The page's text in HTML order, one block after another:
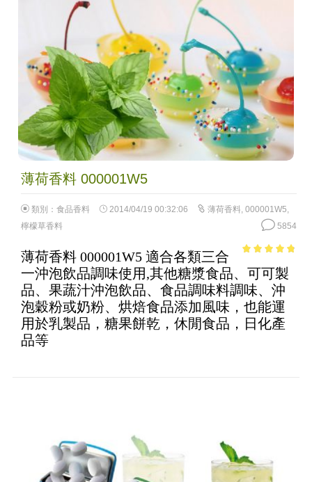
薄荷香料 000001W5
類別： 食品香料 2014/04/19 00:32:06 薄荷香料, 000001W5,
檸檬草香料
5854
薄荷香料 000001W5 適合各類三合
一沖泡飲品調味使用,其他糖漿食品、可可製
品、果蔬汁沖泡飲品、食品調味料調味、沖
泡穀粉或奶粉、烘焙食品添加風味，也能運
用於乳製品，糖果餅乾，休閒食品，日化產
品等